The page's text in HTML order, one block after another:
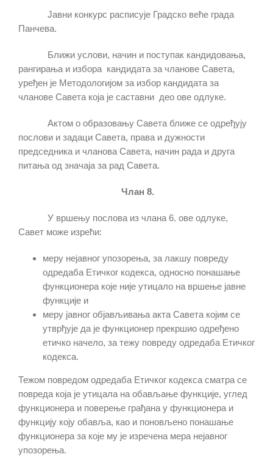
Јавни конкурс расписује Градско веће града
Панчева.
Ближи услови, начин и поступак кандидовања,
рангирања и избора кандидата за чланове Савета,
уређен је Методологијом за избор кандидата за
чланове Савета која је саставни део ове одлуке.
Актом о образовању Савета ближе се одређују
послови и задаци Савета, права и дужности
председника и чланова Савета, начин рада и друга
питања од значаја за рад Савета.
Члан 8.
У вршењу послова из члана 6. ове одлуке,
Савет може изрећи:
меру нејавног упозорења, за лакшу повреду
одредаба Етичког кодекса, односно понашање
функционера које није утицало на вршење јавне
функције и
меру јавног објављивања акта Савета којим се
утврђује да је функционер прекршио одређено
етичко начело, за тежу повреду одредаба Етичког
кодекса.
Тежом повредом одредаба Етичког кодекса сматра се
повреда која је утицала на обављање функције, углед
функционера и поверење грађана у функционера и
функцију коју обавља, као и поновљено понашање
функционера за које му је изречена мера нејавног
упозорења.